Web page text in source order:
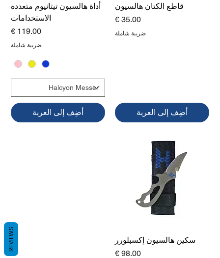
قاطع الكتان هالسيون
السعر
ضريبة شاملة
أضِف إلى العربة
أداة هالسيون تيتانيوم متعددة
الاستخدامات
السعر
ضريبة شاملة
أضِف إلى العربة
سكين هالسيون إكسبلورر
السعر
REVIEWS